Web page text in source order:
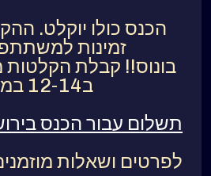
הכנס כולו יוקלט.
זמינות
בונוס!! קבלת
ב12-14 במרץ.
תשלום עבור הכנס
לפרטים ושאלות